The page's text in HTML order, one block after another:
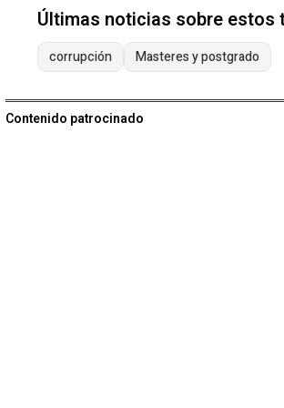
Últimas noticias sobre estos
corrupción Masteres y postgrado
Contenido patrocinado